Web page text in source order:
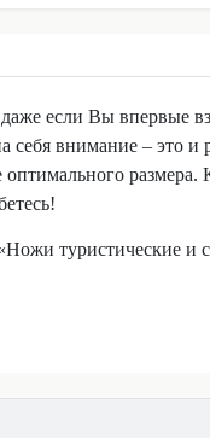
если Вы впервые
себя внимание – это
размера.
туристические